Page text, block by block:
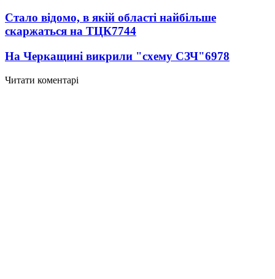
Стало відомо, в якій області найбільше
скаржаться на ТЦК7744
На Черкащині викрили "схему СЗЧ"6978
Читати коментарі